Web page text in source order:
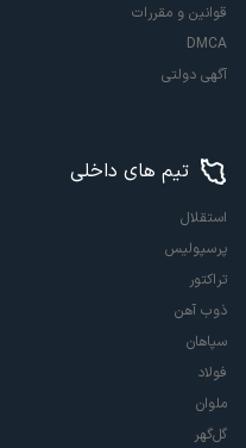
قوانین و مقررات
DMCA
آگهی دولتی
تیم های داخلی
استقلال
پرسپولیس
تراکتور
ذوب آهن
سپاهان
فولاد
ملوان
گل‌گهر